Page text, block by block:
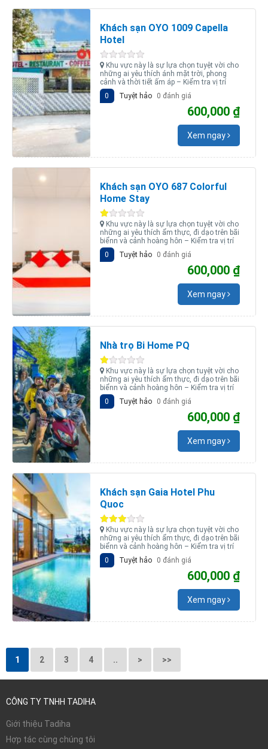
Khách sạn OYO 1009 Capella
Hotel
Khu vực này là sự lựa chọn tuyệt vời cho
những ai yêu thích ánh mặt trời, phong
cảnh và thời tiết ấm áp – Kiểm tra vị trí
Tuyệt hảo
0 đánh giá
0
600,000 ₫
Xem ngay
Khách sạn OYO 687 Colorful
Home Stay
Khu vực này là sự lựa chọn tuyệt vời cho
những ai yêu thích ẩm thực, đi dạo trên bãi
biểnn và cảnh hoàng hôn – Kiểm tra vị trí
Tuyệt hảo
0 đánh giá
0
600,000 ₫
Xem ngay
Nhà trọ Bi Home PQ
Khu vực này là sự lựa chọn tuyệt vời cho
những ai yêu thích ẩm thực, đi dạo trên bãi
biểnn và cảnh hoàng hôn – Kiểm tra vị trí
Tuyệt hảo
0 đánh giá
0
600,000 ₫
Xem ngay
Khách sạn Gaia Hotel Phu
Quoc
Khu vực này là sự lựa chọn tuyệt vời cho
những ai yêu thích ẩm thực, đi dạo trên bãi
biểnn và cảnh hoàng hôn – Kiểm tra vị trí
Tuyệt hảo
0 đánh giá
0
600,000 ₫
Xem ngay
1 2 3 4 .. > >>
CÔNG TY TNHH TADIHA
Giới thiệu Tadiha
Hợp tác cùng chúng tôi